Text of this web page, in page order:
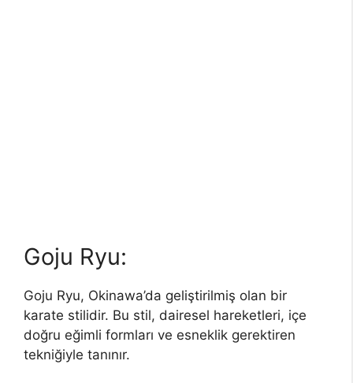
Goju Ryu:
Goju Ryu, Okinawa’da geliştirilmiş olan bir
karate stilidir. Bu stil, dairesel hareketleri, içe
doğru eğimli formları ve esneklik gerektiren
tekniğiyle tanınır.